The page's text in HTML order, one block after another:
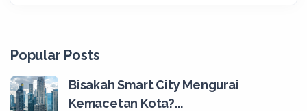
Popular Posts
Bisakah Smart City Mengurai
Kemacetan Kota?...